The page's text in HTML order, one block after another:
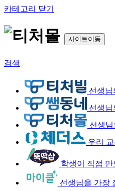
카테고리 닫기
사이트이동
검색
선생님
선생님
선생
우리
학생이 직접
선생님을 가장